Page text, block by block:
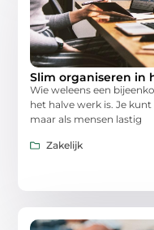
Slim organiseren in
Wie weleens een
het halve werk is. Je
maar als mensen lastig
Zakelijk